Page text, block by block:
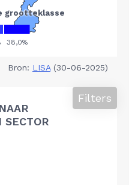
Bron: LISA(30-06-2025)
SECTOR
Filters